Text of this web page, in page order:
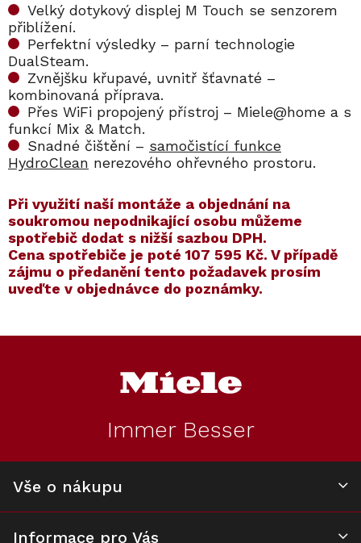
Velký dotykový displej M Touch se senzorem
přiblížení.
Perfektní výsledky – parní technologie
DualSteam.
Zvnějšku křupavé, uvnitř šťavnaté –
kombinovaná příprava.
Přes WiFi propojený přístroj – Miele@home a s
funkcí Mix & Match.
Snadné čištění – samočistící funkce
HydroClean nerezového ohřevného prostoru.
​​Při využití naší montáže a objednání na
soukromou nepodnikající osobu můžeme
spotřebič dodat s nižší sazbou DPH.
Cena spotřebiče je poté 107 595 Kč. V případě
zájmu o předanění tento požadavek prosím
uveďte v objednávce do poznámky.
Konvektomat
MIELE DGC 7845
HCX Pro Béžová
perleť
Skladem
116 241 Kč
Konvektomat
MIELE DGC 7845
HCX Pro Grafitově
šedá
Na dotaz
116 241 Kč
Prodloužená
záruka na 5 let
K dispozici
3 990 Kč
Prodloužená
záruka na 10 let
K dispozici
8 490 Kč
Immer Besser
Vše o nákupu
Informace pro Vás